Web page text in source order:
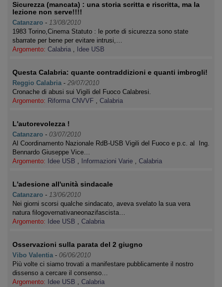
Sicurezza (mancata) : una storia scritta e riscritta, ma la
lezione non serve!!!!
Catanzaro - 13/08/2010
1983 Torino,Cinema Statuto : le porte di sicurezza sono state
sbarrate per bene per evitare intrusi,…
Argomento: Calabria , Idee USB
Questa Calabria: quante contraddizioni e quanti imbrogli!
Reggio Calabria - 29/07/2010
Cronache di abusi sui Vigili del Fuoco Calabresi.
Argomento: Riforma CNVVF , Calabria
L'autorevolezza !
Catanzaro - 03/07/2010
Al Coordinamento Nazionale RdB-USB Vigili del Fuoco e p.c. al Ing.
Bennardo Giuseppe Vice…
Argomento: Idee USB , Informazioni Varie , Calabria
L'adesione all'unità sindacale
Catanzaro - 13/06/2010
Nei giorni scorsi qualche sindacato, aveva svelato la sua vera
natura filogovernativaneonazifascista…
Argomento: Idee USB , Calabria
Osservazioni sulla parata del 2 giugno
Vibo Valentia - 06/06/2010
Più volte ci siamo trovati a manifestare pubblicamente il nostro
dissenso a cercare il consenso…
Argomento: Idee USB , Calabria